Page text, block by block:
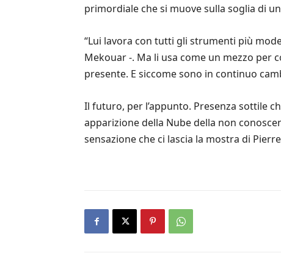
primordiale che si muove sulla soglia di
“Lui lavora con tutti gli strumenti più
Mekouar -. Ma li usa come un mezzo per
presente. E siccome sono in continuo
Il futuro, per l’appunto. Presenza sottile
apparizione della Nube della non
sensazione che ci lascia la mostra di